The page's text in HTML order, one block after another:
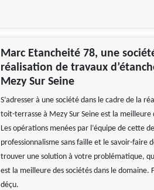
Marc Etancheité 78, une
réalisation de travaux
Mezy Sur Seine
S’adresser à une société dans le cadre de la
toit-terrasse à Mezy Sur Seine est la meilleure
Les opérations menées par l’équipe de cette
professionnalisme sans faille et le savoir-faire
trouver une solution à votre problématique,
est la meilleure des sociétés dans le domaine.
déçu.